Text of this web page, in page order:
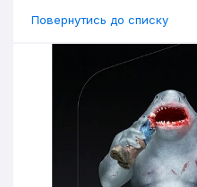
Повернутись до списку